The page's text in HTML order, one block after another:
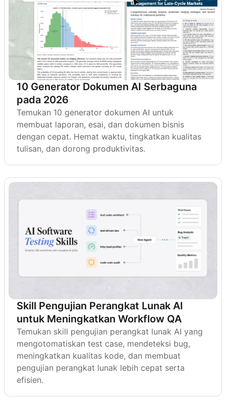
10 Generator Dokumen AI Serbaguna
pada 2026
Temukan 10 generator dokumen AI untuk
membuat laporan, esai, dan dokumen bisnis
dengan cepat. Hemat waktu, tingkatkan kualitas
tulisan, dan dorong produktivitas.
Skill Pengujian Perangkat Lunak AI
untuk Meningkatkan Workflow QA
Temukan skill pengujian perangkat lunak AI yang
mengotomatiskan test case, mendeteksi bug,
meningkatkan kualitas kode, dan membuat
pengujian perangkat lunak lebih cepat serta
efisien.